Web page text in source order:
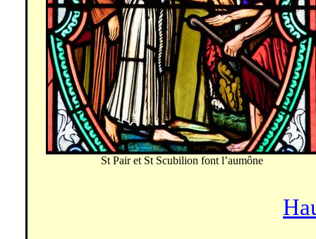
St Pair et St Scubilion font l’aumône